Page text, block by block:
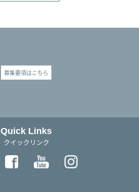
募集要項はこちら
Quick Links
クイックリンク